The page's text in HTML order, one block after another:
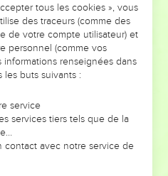
!
VOUS ÉVITER LES
?
moins les doutes, les erreurs
traversés, alors même que ce
ont façonnés.
entrepreneurs, et responsables
tous les cookies », vous
des traceurs (comme des
de votre compte utilisateur) et
personnel (comme vos
renseignées dans
les buts suivants :
service
services tiers tels que de la
contact avec notre service de